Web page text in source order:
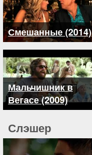
Смешанные (2014)
Мальчишник в
Вегасе (2009)
Слэшер